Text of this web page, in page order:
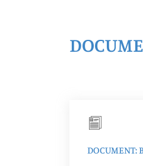
DOCUMENT: